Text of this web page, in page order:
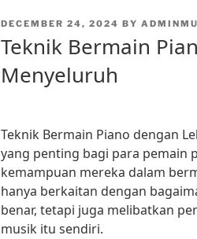
POSTED
DECEMBER 24, 2024 BY
Teknik Bermain
Menyeluruh
Teknik Bermain Piano dengan
yang penting bagi para pemain
kemampuan mereka dalam
hanya berkaitan dengan
benar, tetapi juga melibatkan
musik itu sendiri.